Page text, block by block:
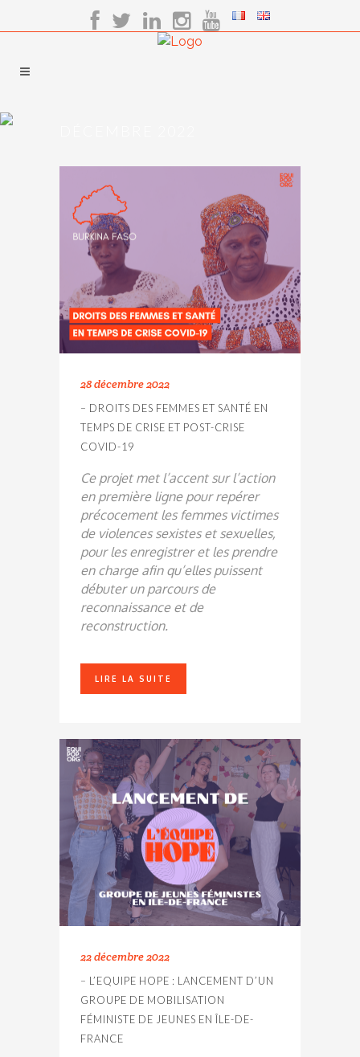
28 décembre 2022
– DROITS DES FEMMES ET SANTÉ EN
TEMPS DE CRISE ET POST-CRISE
COVID-19
Ce projet met l’accent sur l’action
en première ligne pour repérer
précocement les femmes victimes
de violences sexistes et sexuelles,
pour les enregistrer et les prendre
en charge afin qu’elles puissent
débuter un parcours de
reconnaissance et de
reconstruction.
LIRE LA SUITE
22 décembre 2022
– L’EQUIPE HOPE : LANCEMENT D’UN
GROUPE DE MOBILISATION
FÉMINISTE DE JEUNES EN ÎLE-DE-
FRANCE